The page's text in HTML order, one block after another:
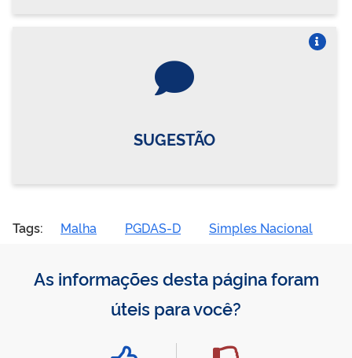
SUGESTÃO
Tags: Malha PGDAS-D Simples Nacional
As informações desta página foram
úteis para você?